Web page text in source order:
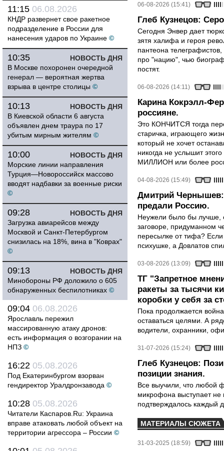
11:15 06.08.2026
КНДР развернет свое ракетное
подразделение в России для
нанесения ударов по Украине ©
НОВОСТЬ ДНЯ
10:35
В Москве похоронен очередной
генерал — вероятная жертва
взрыва в центре столицы ©
НОВОСТЬ ДНЯ
10:13
В Киевской области 6 августа
объявлен днем траура по 17
убитым мирным жителям ©
НОВОСТЬ ДНЯ
10:00
Морские линии направления
Турция—Новороссийск массово
вводят надбавки за военные риски
©
НОВОСТЬ ДНЯ
09:28
Загрузка авиарейсов между
Москвой и Санкт-Петербургом
снизилась на 18%, вина в "Коврах"
©
НОВОСТЬ ДНЯ
09:13
Минобороны РФ доложило о 605
обнаруженных беспилотниках ©
09:04 06.08.2026
Ярославль пережил
массированную атаку дронов:
есть информация о возгорании на
НПЗ ©
16:22 05.08.2026
Под Екатеринбургом взорван
гендиректор Уралдронзавода ©
10:28 05.08.2026
Читатели Каспаров.Ru: Украина
вправе атаковать любой объект на
территории агрессора – России ©
06-08-2026 (15:41)
Глеб Кузнецов:
Сегодня Энвер дает
зятя халифа и героя
пантеона
про "нацию", чью
постят.
06-08-2026 (14:11)
Карина Кокрэлл-
россияне.
Это КОНЧИТСЯ тогда
старичка, играющего
который не хочет
никогда не услышит
МИЛЛИОН или более
04-08-2026 (15:49)
Дмитрий Чернышев:
предали Россию.
Неужели было бы лучше,
заговоре, придуманном
пересылке от тифа?
психушке, а Довлатов
03-08-2026 (13:09)
ТГ "Запретное
ракеты за тысячи
коробки у себя за
Пока продолжается
оставаться целями. А
водители, охранники,
31-07-2026 (15:24)
Глеб Кузнецов:
позиции знания.
Все выучили, что любой
микрофона выступает не
подтверждалось каждый
МАТЕРИАЛЫ СЮЖЕТА
31-03-2025 (18:59)